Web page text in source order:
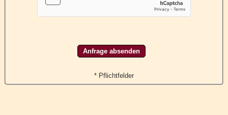
* Pflichtfelder